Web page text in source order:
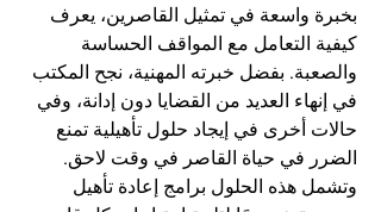
بخبرة واسعة في تمثيل القاصرين، يعرف
كيفية التعامل مع المواقف الحساسة
والصعبة. بفضل خبرته المهنية، نجح المكتب
في إنهاء العديد من القضايا دون إدانة، وفي
حالات أخرى في إيجاد حلول تأهيلية تمنع
الضرر في حياة القاصر في وقت لاحق.
وتشمل هذه الحلول برامج إعادة تأهيل